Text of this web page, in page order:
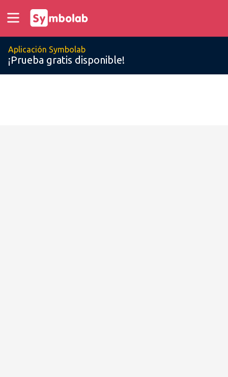
Aplicación Symbolab
¡Prueba gratis disponible!